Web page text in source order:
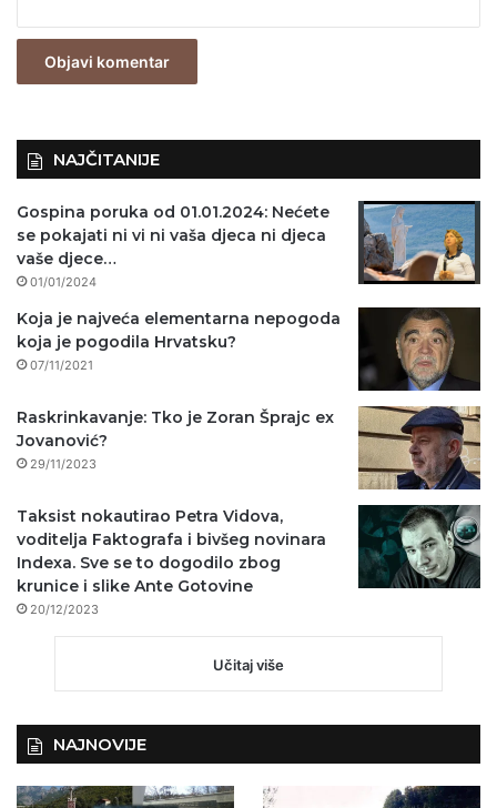
z
NAJČITANIJE
Gospina poruka od 01.01.2024: Nećete
se pokajati ni vi ni vaša djeca ni djeca
vaše djece…
01/01/2024
Koja je najveća elementarna nepogoda
koja je pogodila Hrvatsku?
07/11/2021
Raskrinkavanje: Tko je Zoran Šprajc ex
Jovanović?
29/11/2023
Taksist nokautirao Petra Vidova,
voditelja Faktografa i bivšeg novinara
Indexa. Sve se to dogodilo zbog
krunice i slike Ante Gotovine
20/12/2023
Učitaj više
NAJNOVIJE